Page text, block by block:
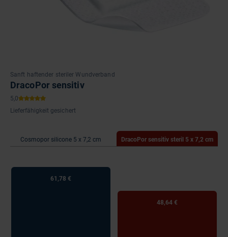
Sanft haftender steriler Wundverband
DracoPor sensitiv
Lieferfähigkeit gesichert
Cosmopor silicone 5 x 7,2 cm DracoPor sensitiv steril 5 x 7,2 cm
61,78 €
48,64 €